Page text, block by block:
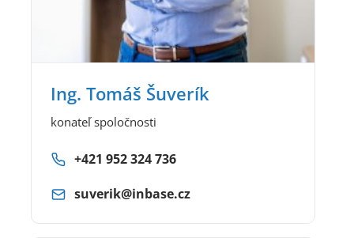
Ing. Tomáš Šuverík
konateľ spoločnosti
+421 952 324 736
suverik@inbase.cz